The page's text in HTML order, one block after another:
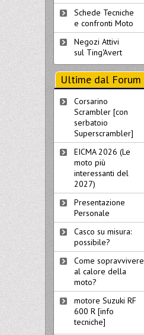
Schede Tecniche
e confronti Moto
Negozi Attivi
sul Ting'Avert
Ultime dal Forum
Corsarino
Scrambler [con
serbatoio
Superscrambler]
EICMA 2026 (Le
moto più
interessanti del
2027)
Presentazione
Personale
Casco su misura:
possibile?
Come sopravvivere
al calore della
moto?
motore Suzuki RF
600 R [info
tecniche]